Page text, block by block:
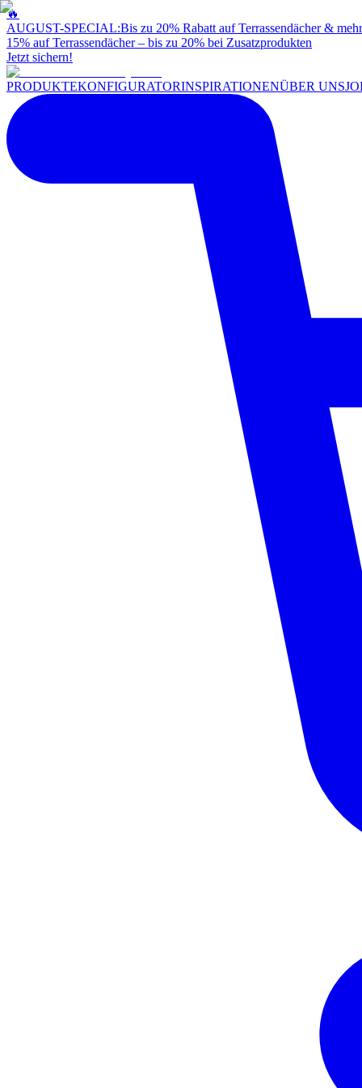
🔥
AUGUST-SPECIAL:Bis zu 20% Rabatt auf Terrassendächer & mehr
15% auf Terrassendächer – bis zu 20% bei Zusatzprodukten
Jetzt sichern!
PRODUKTEKONFIGURATORINSPIRATIONENÜBER UNS